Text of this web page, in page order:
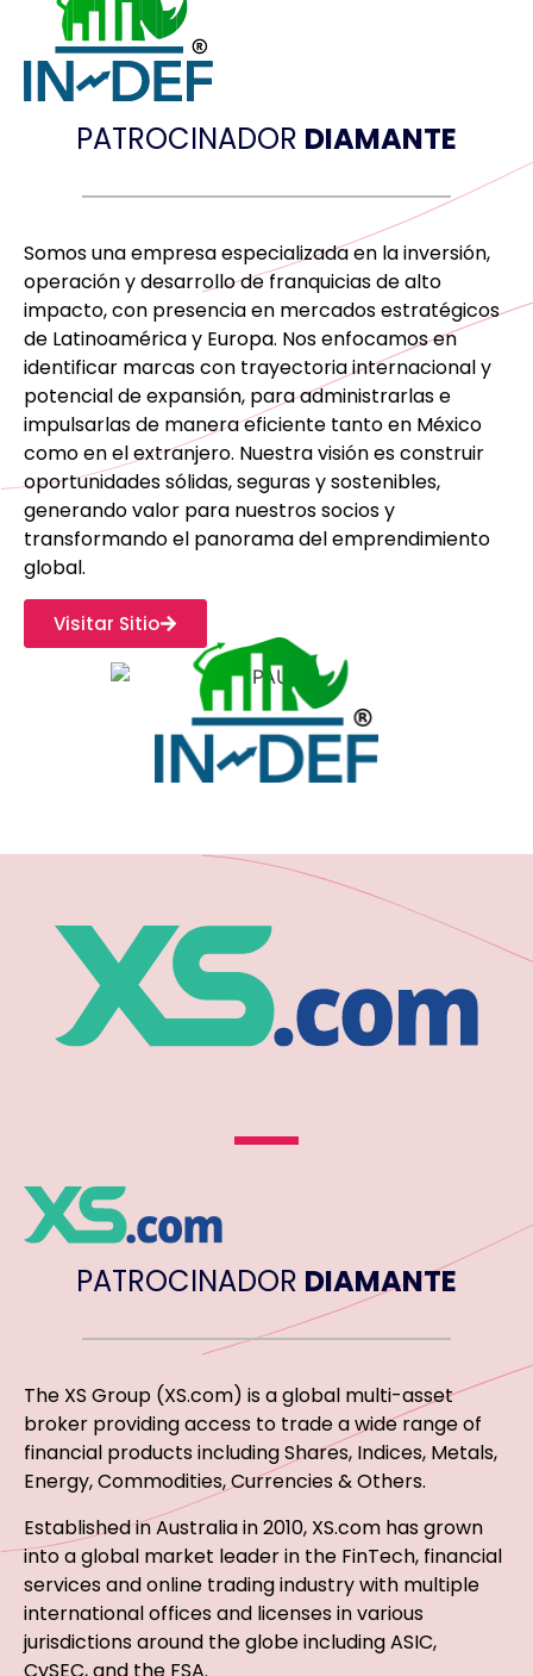
PATROCINADOR DIAMANTE
Somos una empresa especializada en la inversión,
operación y desarrollo de franquicias de alto
impacto, con presencia en mercados estratégicos
de Latinoamérica y Europa. Nos enfocamos en
identificar marcas con trayectoria internacional y
potencial de expansión, para administrarlas e
impulsarlas de manera eficiente tanto en México
como en el extranjero. Nuestra visión es construir
oportunidades sólidas, seguras y sostenibles,
generando valor para nuestros socios y
transformando el panorama del emprendimiento
global.
Visitar Sitio
PATROCINADOR DIAMANTE
The XS Group (XS.com) is a global multi-asset
broker providing access to trade a wide range of
financial products including Shares, Indices, Metals,
Energy, Commodities, Currencies & Others.
Established in Australia in 2010, XS.com has grown
into a global market leader in the FinTech, financial
services and online trading industry with multiple
international offices and licenses in various
jurisdictions around the globe including ASIC,
CySEC, and the FSA.